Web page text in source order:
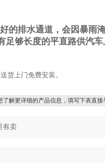
的排水通道，会因暴雨
足够长度的平直路供汽
货上门免费安装。
了解更详细的产品信息，填写下表直接